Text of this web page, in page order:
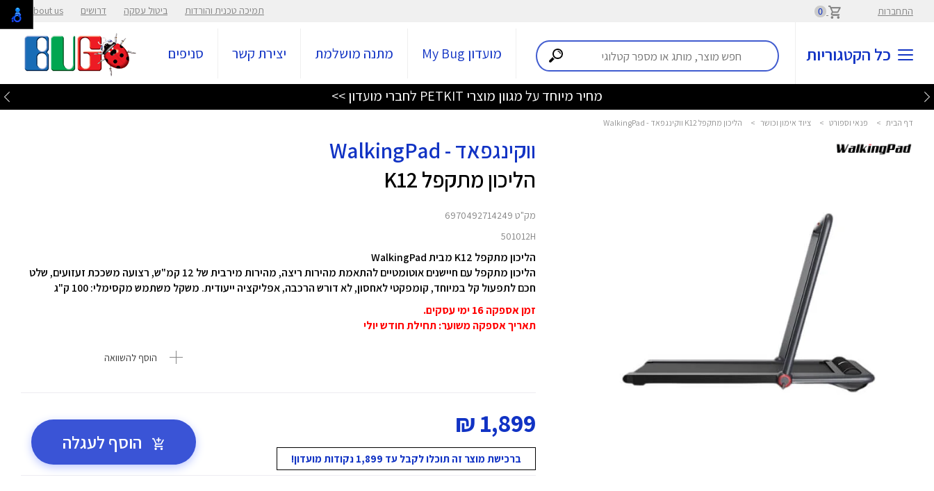
התחברות 0 תמיכה טכנית והורדות ביטול עסקה דרושים About us
כל הקטגוריות מועדון My Bug מתנה מושלמת יצירת קשר סניפים
מחיר מיוחד על מגוון מוצרי PETKIT לחברי מועדון >>
דף הבית > פנאי וספורט > ציוד אימון וכושר > הליכון מתקפל K12 ווקינגפאד - WalkingPad
ווקינגפאד - WalkingPad
הליכון מתקפל K12
מק"ט 6970492714249
501012H
הליכון מתקפל K12 מבית WalkingPad
הליכון מתקפל עם חיישנים אוטומטיים להתאמת מהירות ריצה, מהירות מירבית של 12 קמ"ש, רצועה משככת זעזועים, שלט
חכם לתפעול קל במיוחד, קומפקטי לאחסון, לא דורש הרכבה, אפליקציה ייעודית. משקל משתמש מקסימלי: 100 ק"ג
זמן אספקה 16 ימי עסקים.
תאריך אספקה משוער: תחילת חודש יולי
הוסף להשוואה
1,899 ₪
ברכישת מוצר זה תוכלו לקבל עד 1,899 נקודות מועדון!
הוסף לעגלה